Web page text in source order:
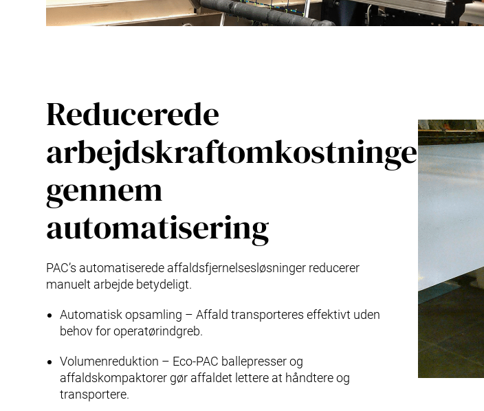
Reducerede
arbejdskraftomkostninger
gennem
automatisering
PAC’s automatiserede affaldsfjernelsesløsninger reducerer
manuelt arbejde betydeligt.
Automatisk opsamling – Affald transporteres effektivt uden
behov for operatørindgreb.
Volumenreduktion – Eco-PAC ballepresser og
affaldskompaktorer gør affaldet lettere at håndtere og
transportere.